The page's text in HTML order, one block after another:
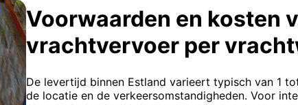
Voorwaarden en kosten
vrachtvervoer per
De levertijd binnen Estland varieert typisch van 1
de locatie en de verkeersomstandigheden. Voor